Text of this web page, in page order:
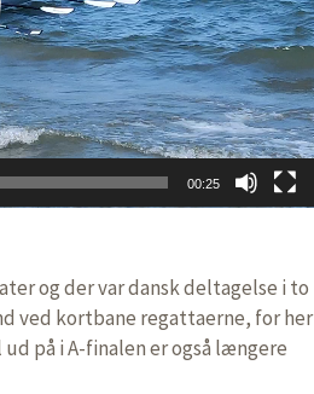
00:25
og der var dansk deltagelse i to
ved kortbane regattaerne, for her
på i A-finalen er også længere